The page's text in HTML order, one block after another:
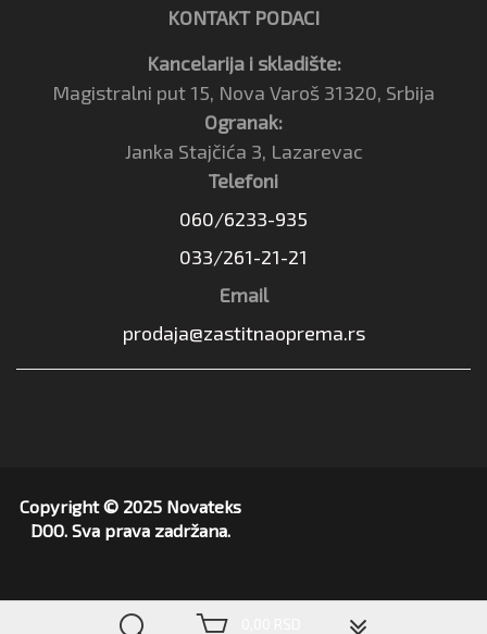
KONTAKT PODACI
Kancelarija i skladište:
Magistralni put 15, Nova Varoš 31320, Srbija
Ogranak:
Janka Stajčića 3, Lazarevac
Telefoni
060/6233-935
033/261-21-21
Email
prodaja@zastitnaoprema.rs
Copyright © 2025 Novateks
DOO. Sva prava zadržana.
▼